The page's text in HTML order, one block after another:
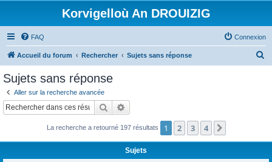
Korvigelloù An DROUIZIG
FAQ Connexion
Accueil du forum Rechercher Sujets sans réponse
c
Sujets sans réponse
Aller sur la recherche avancée
Rechercher
La recherche a retourné 197 résultats 1 2 3 4
Sujets